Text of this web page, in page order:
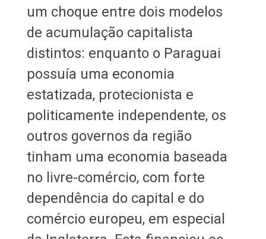
um choque entre dois modelos
de acumulação capitalista
distintos: enquanto o Paraguai
possuía uma economia
estatizada, protecionista e
politicamente independente, os
outros governos da região
tinham uma economia baseada
no livre-comércio, com forte
dependência do capital e do
comércio europeu, em especial